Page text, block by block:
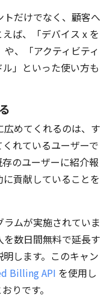
だけでなく、顧客へ
ば、「デバイス x を
、「アクティビティ
」といった使い方も
めてくれるのは、す
れているユーザーで
のユーザーに紹介報
貢献していることを
ムが実施されていま
数日間無料で延長す
します。このキャン
Billing API を使用し
りです。